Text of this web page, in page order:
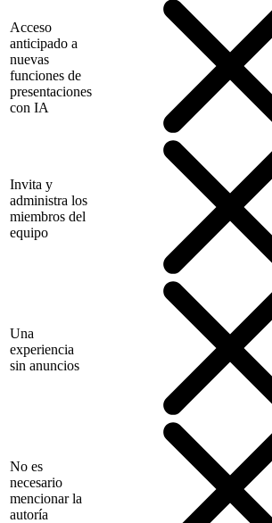
Acceso
anticipado a
nuevas
funciones de
presentaciones
con IA
Invita y
administra los
miembros del
equipo
Una
experiencia
sin anuncios
No es
necesario
mencionar la
autoría